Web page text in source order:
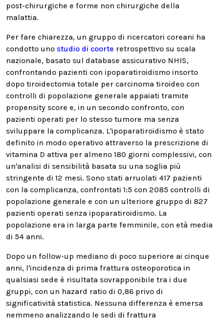
post-chirurgiche e forme non chirurgiche della
malattia.
Per fare chiarezza, un gruppo di ricercatori coreani ha
condotto uno studio di coorte retrospettivo su scala
nazionale, basato sul database assicurativo NHIS,
confrontando pazienti con ipoparatiroidismo insorto
dopo tiroidectomia totale per carcinoma tiroideo con
controlli di popolazione generale appaiati tramite
propensity score e, in un secondo confronto, con
pazienti operati per lo stesso tumore ma senza
sviluppare la complicanza. L'ipoparatiroidismo è stato
definito in modo operativo attraverso la prescrizione di
vitamina D attiva per almeno 180 giorni complessivi, con
un'analisi di sensibilità basata su una soglia più
stringente di 12 mesi. Sono stati arruolati 417 pazienti
con la complicanza, confrontati 1:5 con 2085 controlli di
popolazione generale e con un ulteriore gruppo di 827
pazienti operati senza ipoparatiroidismo. La
popolazione era in larga parte femminile, con età media
di 54 anni.
Dopo un follow-up mediano di poco superiore ai cinque
anni, l'incidenza di prima frattura osteoporotica in
qualsiasi sede è risultata sovrapponibile tra i due
gruppi, con un hazard ratio di 0,86 privo di
significatività statistica. Nessuna differenza è emersa
nemmeno analizzando le sedi di frattura